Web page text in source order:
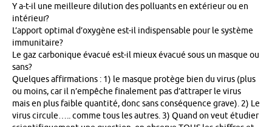
Y a-t-il une meilleure dilution des polluants en extérieur ou en
intérieur?
L’apport optimal d’oxygène est-il indispensable pour le système
immunitaire?
Le gaz carbonique évacué est-il mieux évacué sous un masque ou
sans?
Quelques affirmations : 1) le masque protège bien du virus (plus
ou moins, car il n’empêche finalement pas d’attraper le virus
mais en plus faible quantité, donc sans conséquence grave). 2) Le
virus circule….. comme tous les autres. 3) Quand on veut étudier